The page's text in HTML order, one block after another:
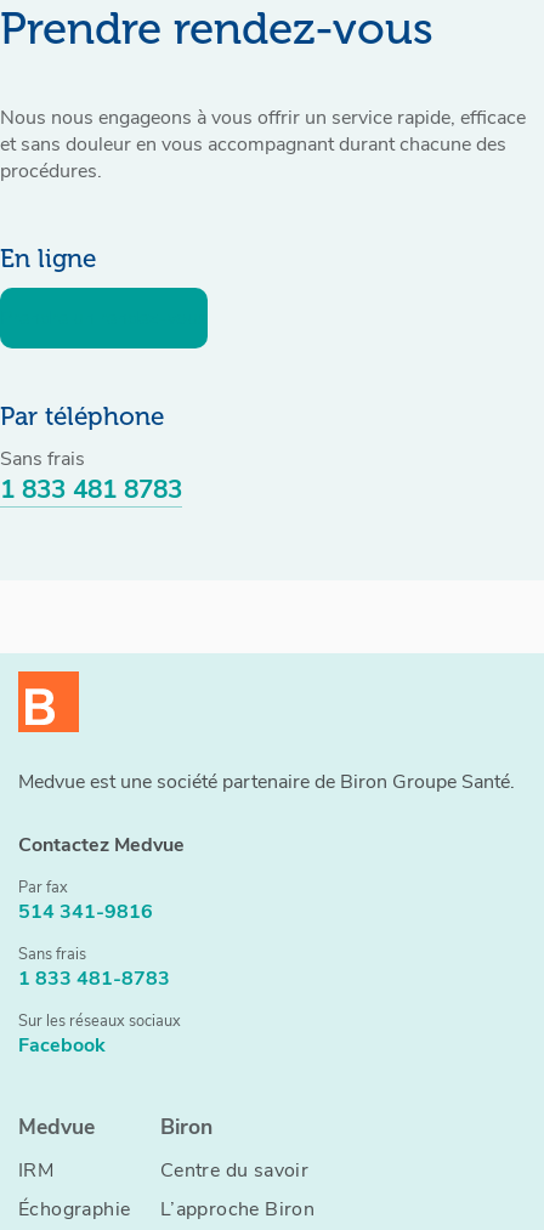
Prendre rendez-vous
Nous nous engageons à vous offrir un service rapide, efficace
et sans douleur en vous accompagnant durant chacune des
procédures.
En ligne
Par téléphone
Sans frais
1 833 481 8783
​​Medvue est une société partenaire de Biron Groupe Santé.
Contactez Medvue
Par fax
514 341-9816
Sans frais
1 833 481-8783
Sur les réseaux sociaux
Facebook
Medvue
IRM
Échographie
Biron
Centre du savoir
L’approche Biron